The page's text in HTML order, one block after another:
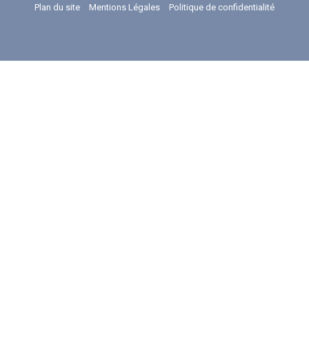
Plan du site Mentions Légales Politique de confidentialité